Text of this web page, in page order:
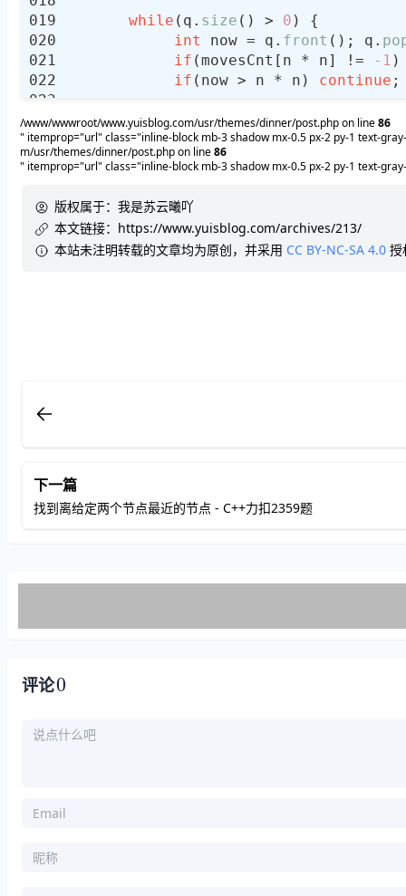
while (q. size () > 0
int
now = q. front (); q.
if (movesCnt[n * n] != -1
if (now > n * n) continue
for(int i = 1; i <= 6
int
if (dest > n * n)
                    q.
push
movesCnt[dest] =
/www/wwwroot/www.yuisblog.com/usr/themes/dinner/post.php on line86
" itemprop="url" class="inline-block mb-3 shadow mx-0.5 px-2 py-1 text-
m/usr/themes/dinner/post.php on line86
" itemprop="url" class="inline-block mb-3 shadow mx-0.5 px-2 py-1 text-
版权属于： 我是苏云曦吖
本文链接： https://www.yuisblog.com/archives/213/
本站未注明转载的文章均为原创，并采用 CC BY-NC-SA 4.0 授
下一篇
找到离给定两个节点最近的节点 - C++力扣2359题
评论0